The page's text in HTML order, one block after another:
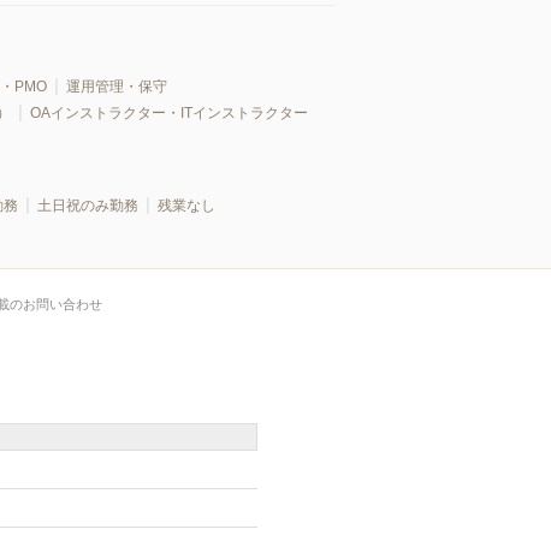
PMO
運用管理・保守
OAインストラクター・ITインストラクター
務 土日祝のみ勤務
残業なし
のお問い合わせ